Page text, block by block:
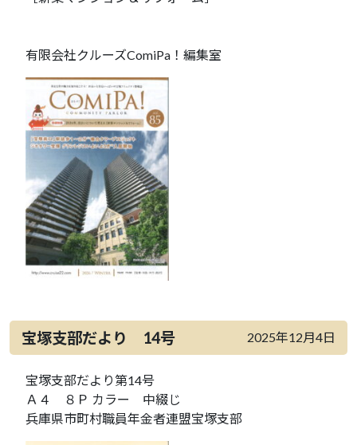
有限会社クルーズComiPa！編集室
宝塚支部だより 14号 2025年12月4日
宝塚支部だより第14号
Ａ４ ８Ｐ カラー 中綴じ
兵庫県市町村職員年金者連盟宝塚支部